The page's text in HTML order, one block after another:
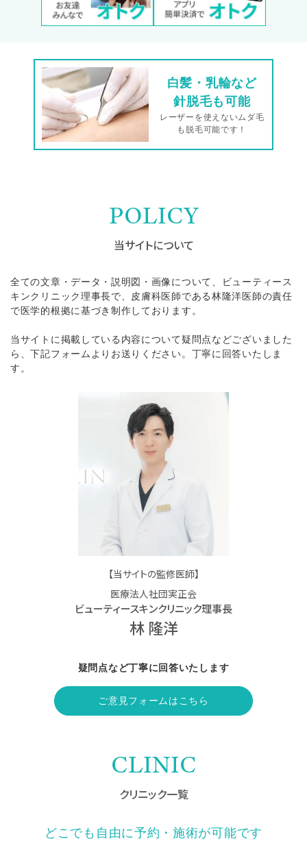
白髪・乳輪など
針脱毛も可能
レーザーを使えないムダ毛
も脱毛可能です！
POLICY
当サイトについて
全ての文章・データ・説明図・画像について、ビューティース
キンクリニック理事長で、皮膚科医師である林隆洋医師の責任
で医学的根拠に基づき制作しております。
当サイトに掲載している内容について疑問点などございました
ら、下記フォームよりお送りください。丁寧に回答いたしま
す。
【当サイトの監修医師】
医療法人社団実正会
ビューティースキンクリニック理事長
林 隆洋
疑問点など丁寧に回答いたします
ご意見フォームはこちら
CLINIC
クリニック一覧
どこでも自由に予約・施術が可能です